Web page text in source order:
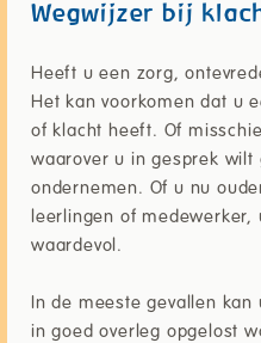
Wegwijzer bij
Heeft u een zorg,
Het kan voorkomen dat u
of klacht heeft. Of
waarover u in gesprek
ondernemen. Of u nu
leerlingen of medewerker,
waardevol.
In de meeste gevallen
in goed overleg opgelost